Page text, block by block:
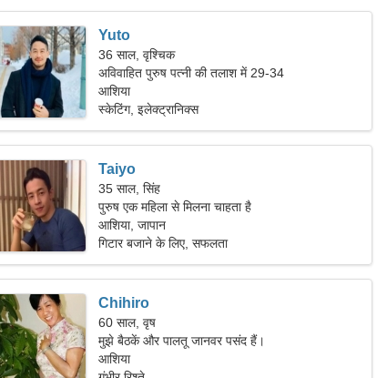
Yuto
36 साल, वृश्चिक
अविवाहित पुरुष पत्नी की तलाश में 29-34
आशिया
स्केटिंग, इलेक्ट्रानिक्स
Taiyo
35 साल, सिंह
पुरुष एक महिला से मिलना चाहता है
आशिया, जापान
गिटार बजाने के लिए, सफलता
Chihiro
60 साल, वृष
मुझे बैठकें और पालतू जानवर पसंद हैं।
आशिया